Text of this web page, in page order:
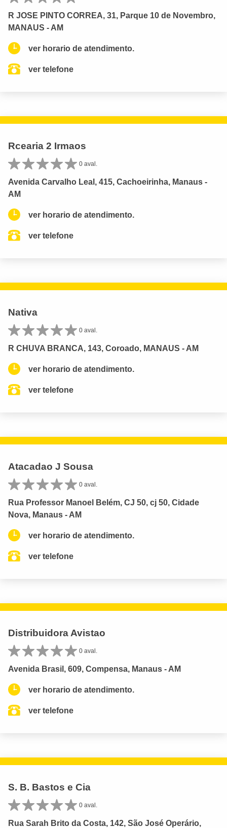
R JOSE PINTO CORREA, 31, Parque 10 de Novembro,
MANAUS - AM
ver horario de atendimento.
ver telefone
Rcearia 2 Irmaos
0 aval.
Avenida Carvalho Leal, 415, Cachoeirinha, Manaus -
AM
ver horario de atendimento.
ver telefone
Nativa
0 aval.
R CHUVA BRANCA, 143, Coroado, MANAUS - AM
ver horario de atendimento.
ver telefone
Atacadao J Sousa
0 aval.
Rua Professor Manoel Belém, CJ 50, cj 50, Cidade
Nova, Manaus - AM
ver horario de atendimento.
ver telefone
Distribuidora Avistao
0 aval.
Avenida Brasil, 609, Compensa, Manaus - AM
ver horario de atendimento.
ver telefone
S. B. Bastos e Cia
0 aval.
Rua Sarah Brito da Costa, 142, São José Operário,